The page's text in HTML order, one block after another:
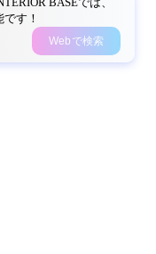
す！
Webで検索